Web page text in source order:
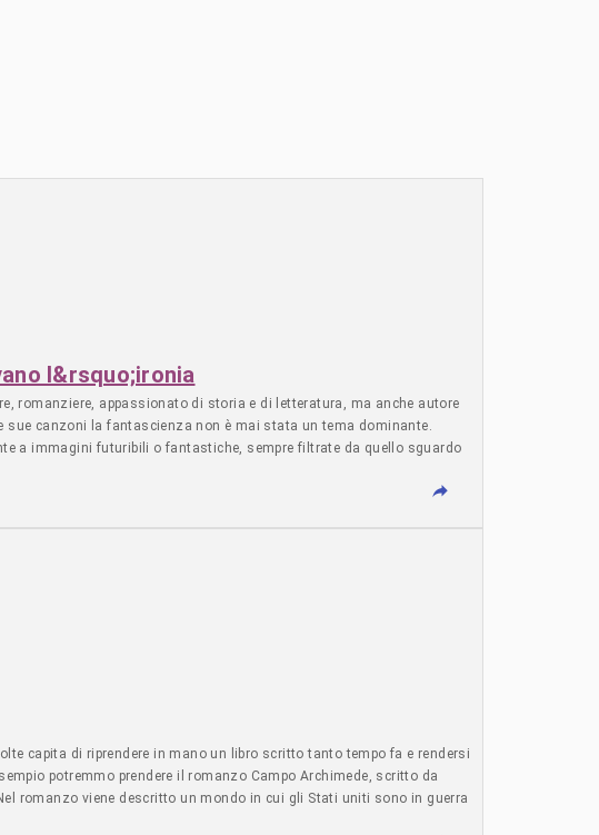
l&rsquo;ironia
romanziere, appassionato di storia e di letteratura, ma anche autore
canzoni la fantascienza non è mai stata un tema dominante.
a immagini futuribili o fantastiche, sempre filtrate da quello sguardo
bene l’immaginario della science fiction classica, che riaffiorava
2026 - articolo di S*
capita di riprendere in mano un libro scritto tanto tempo fa e rendersi
potremmo prendere il romanzo Campo Archimede, scritto da
romanzo viene descritto un mondo in cui gli Stati uniti sono in guerra
- Editoria - 6 agosto 2026 - articolo di Giampaolo Rai